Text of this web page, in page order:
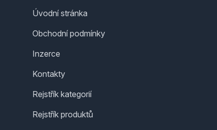
Úvodní stránka
Obchodní podmínky
Inzerce
Kontakty
Rejstřík kategorií
Rejstřík produktů